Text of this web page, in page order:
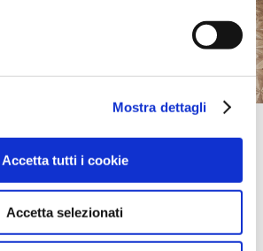
Mostra dettagli
Accetta tutti i cookie
Accetta selezionati
CORNER RIZAL DRIVE,
- MANILA, Philippines
take me here